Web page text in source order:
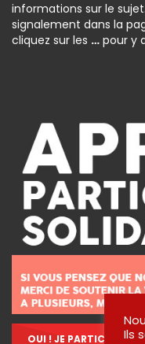
informations sur le
signalement dans la
cliquez sur les … pour y
OUI ! JE PARTICIPE !Ils